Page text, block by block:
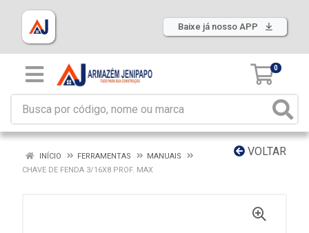
Baixe já nosso APP
0
VOLTAR
INÍCIO FERRAMENTAS
MANUAIS
CHAVE DE FENDA 3/16X8 PROF. MAX